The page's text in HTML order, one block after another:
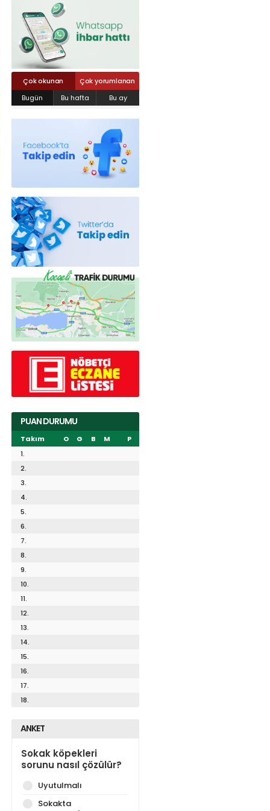
Çok okunan
Çok yorumlanan
Bugün
Bu hafta Bu ay
PUAN DURUMU
Takım O G B M
P
1.
2.
3.
4.
5.
6.
7.
8.
9.
10.
11.
12.
13.
14.
15.
16.
17.
18.
ANKET
Sokak köpekleri
sorunu nasıl çözülür?
Uyutulmalı
Sokakta
Yahya Kaptan Mahallesi Akkavaklar
Caddesi No:17/4 İzmit-KOCAELİ